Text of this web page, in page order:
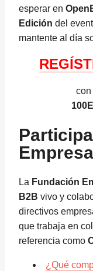
esperar en
Edición del
mantente al día
con
Empresa
La Fundación
B2B vivo y
directivos
que trabaja en
referencia como
¿Qué